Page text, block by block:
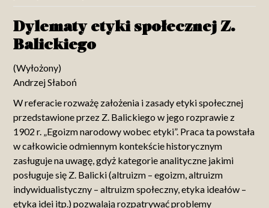
Dylematy etyki społecznej Z.
Balickiego
(Wyłożony)
Andrzej Słaboń
W referacie rozważę założenia i zasady etyki społecznej
przedstawione przez Z. Balickiego w jego rozprawie z
1902 r. „Egoizm narodowy wobec etyki”. Praca ta powstała
w całkowicie odmiennym kontekście historycznym
zasługuje na uwagę, gdyż kategorie analityczne jakimi
posługuje się Z. Balicki (altruizm – egoizm, altruizm
indywidualistyczny – altruizm społeczny, etyka ideałów –
etyka idei itp.) pozwalają rozpatrywać problemy